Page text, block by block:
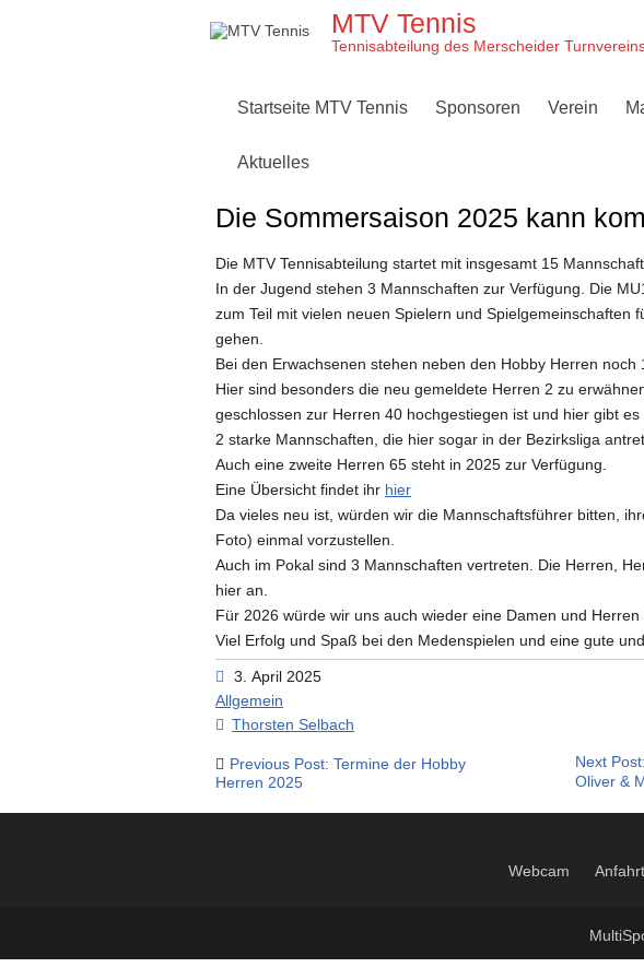
MTV Tennis
Tennisabteilung des Merscheider
Startseite MTV Tennis Sponsoren Verein
Aktuelles
Die Sommersaison 2025 kann
Die MTV Tennisabteilung startet mit insgesamt 15
In der Jugend stehen 3 Mannschaften zur Verfügung. Die
zum Teil mit vielen neuen Spielern und Spielgemeinschaften
gehen.
Bei den Erwachsenen stehen neben den Hobby Herren noch
Hier sind besonders die neu gemeldete Herren 2 zu
geschlossen zur Herren 40 hochgestiegen ist und hier gibt
2 starke Mannschaften, die hier sogar in der Bezirksliga
Auch eine zweite Herren 65 steht in 2025 zur Verfügung.
Eine Übersicht findet ihr hier
Da vieles neu ist, würden wir die Mannschaftsführer bitten,
Foto) einmal vorzustellen.
Auch im Pokal sind 3 Mannschaften vertreten. Die Herren,
hier an.
Für 2026 würde wir uns auch wieder eine Damen und
Viel Erfolg und Spaß bei den Medenspielen und eine gute
3. April 2025
Allgemein
Thorsten Selbach
Beitragsnavigation
Previous Post: Termine der Hobby
Herren 2025
Next
Oliver &
Webcam Anfahrt